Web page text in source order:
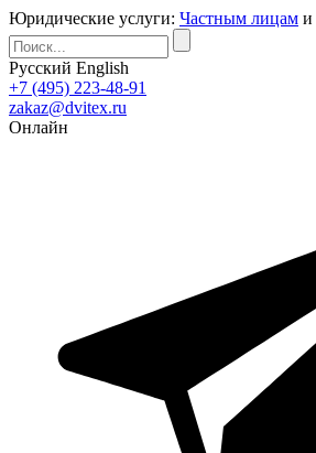
Юридические услуги: Частным лицам и
Русский English
+7 (495) 223-48-91
zakaz@dvitex.ru
Онлайн